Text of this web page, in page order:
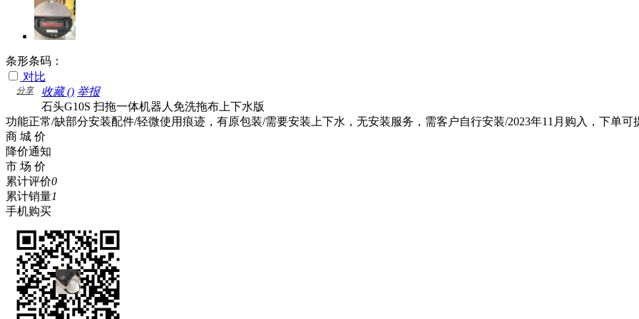
条形条码：
对比
收藏 ()
分享
举报
石头G10S 扫拖一体机器人免洗拖布上下水版
功能正常/缺部分安装配件/轻微使用痕迹，有原包装/需要安装上下水，无安装服务，需客户自行安装/2023年11月购入，下单可
商 城 价
降价通知
市 场 价
累计评价0
累计销量1
手机购买